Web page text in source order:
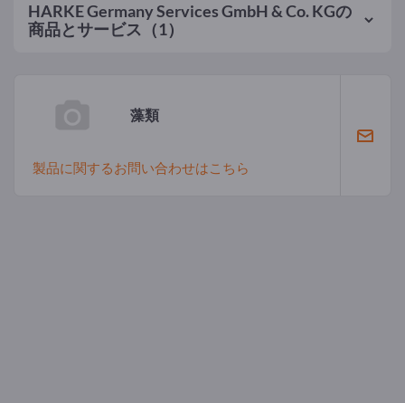
HARKE Germany Services GmbH & Co. KGの
商品とサービス（1）
藻類
製品に関するお問い合わせはこちら